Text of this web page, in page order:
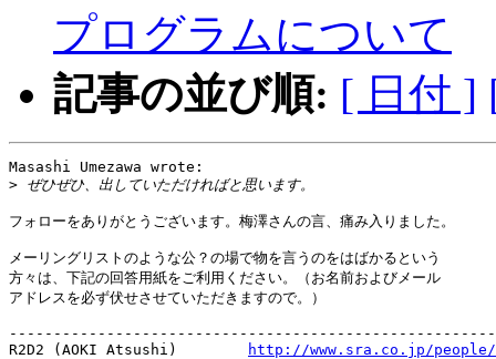
プログラムについて
記事の並び順: [ 日付 ]
Masashi Umezawa wrote:
>
フォローをありがとうございます。梅澤さんの言、痛み入りました。
メーリングリストのような公？の場で物を言うのをはばかるという
方々は、下記の回答用紙をご利用ください。（お名前およびメール
アドレスを必ず伏せさせていただきますので。）
R2D2 (AOKI Atsushi)
http://www.sra.co.jp/